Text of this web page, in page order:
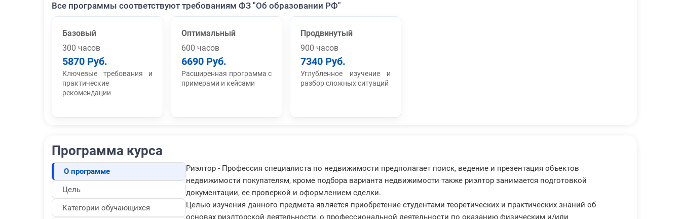
Все программы соответствуют требованиям ФЗ "Об образовании РФ"
Базовый
300 часов
5870 Руб.
Ключевые требования и
практические
рекомендации
Оптимальный
600 часов
6690 Руб.
Расширенная программа с
примерами и кейсами
Продвинутый
900 часов
7340 Руб.
Углубленное изучение и
разбор сложных ситуаций
Программа курса
О программе
Цель
Категории обучающихся
Риэлтор - Профессия специалиста по недвижимости предполагает поиск, ведение и презентация объектов
недвижимости покупателям, кроме подбора варианта недвижимости также риэлтор занимается подготовкой
документации, ее проверкой и оформлением сделки.
Целью изучения данного предмета является приобретение студентами теоретических и практических знаний об
основах риэлторской деятельности, о профессиональной деятельности по оказанию физическим и/или